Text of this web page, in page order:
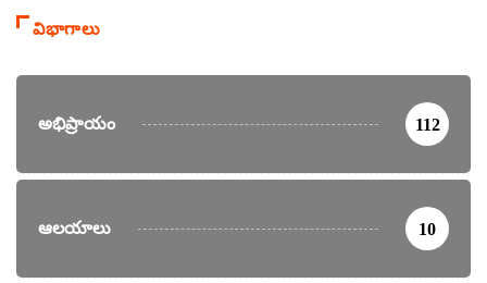
విభాగాలు
అభిప్రాయం 112
ఆలయాలు 10